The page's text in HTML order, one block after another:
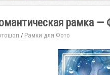
рамка —
/ Рамки для Фото